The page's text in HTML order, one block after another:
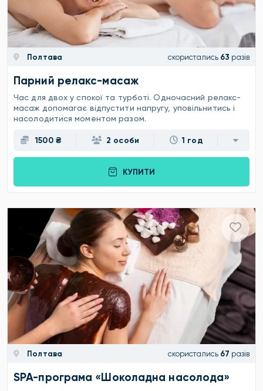
Полтава скористались 63 разів
Парний релакс-масаж
Час для двох у спокої та турботі. Одночасний релакс-
масаж допомагає відпустити напругу, уповільнитись і
насолодитися моментом разом.
1500 ₴ 2 особи 1 год
КУПИТИ
Полтава скористались 67 разів
SPA-програма «Шоколадна насолода»